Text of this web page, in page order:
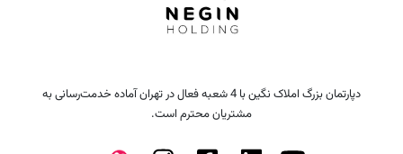
دپارتمان بزرگ املاک نگین با 4 شعبه فعال در تهران آماده خدمت‌رسانی به
مشتریان محترم است.